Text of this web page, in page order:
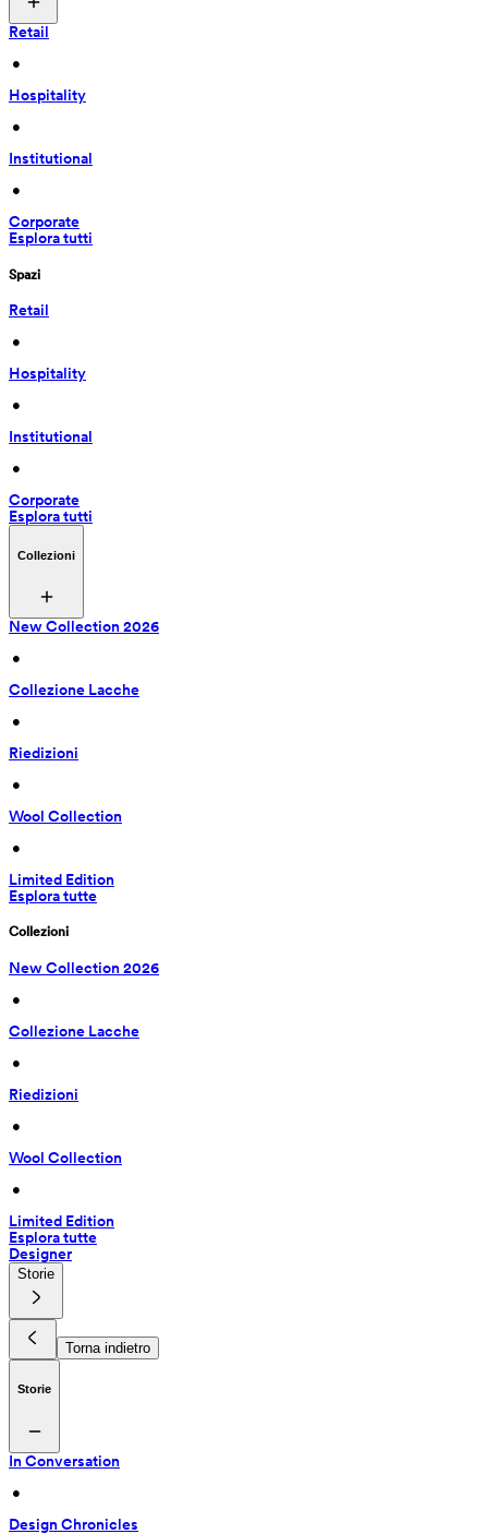
Retail
•
Hospitality
•
Institutional
•
Corporate
Esplora tutti
Spazi
Retail
•
Hospitality
•
Institutional
•
Corporate
Esplora tutti
Collezioni
New Collection 2026
•
Collezione Lacche
•
Riedizioni
•
Wool Collection
•
Limited Edition
Esplora tutte
Collezioni
New Collection 2026
•
Collezione Lacche
•
Riedizioni
•
Wool Collection
•
Limited Edition
Esplora tutte
Designer
Storie
Torna indietro
Storie
In Conversation
•
Design Chronicles